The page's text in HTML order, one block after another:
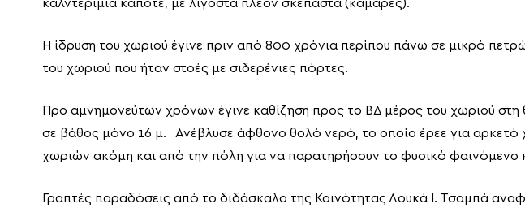
καλντερίμια κάποτε, με λιγοστά πλέον σκεπαστά (καμάρες).
Η ίδρυση του χωριού έγινε πριν από 800 χρόνια περίπου πάνω σε μικρό
του χωριού που ήταν στοές με σιδερένιες πόρτες.
Προ αμνημονεύτων χρόνων έγινε καθίζηση προς το ΒΔ μέρος του χωριού
σε βάθος μόνο 16 μ. Ανέβλυσε άφθονο θολό νερό, το οποίο έρεε για αρκετό
χωριών ακόμη και από την πόλη για να παρατηρήσουν το φυσικό φαινόμενο
Γραπτές παραδόσεις από το διδάσκαλο της Κοινότητας Λουκά Ι. Τσαμπά